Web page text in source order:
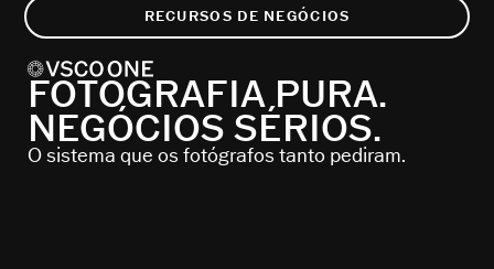
RECURSOS DE NEGÓCIOS
FOTOGRAFIA PURA.
NEGÓCIOS SÉRIOS.
O sistema que os fotógrafos tanto pediram.